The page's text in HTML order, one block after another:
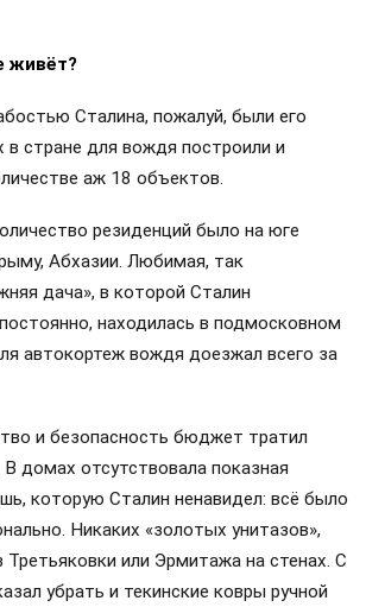
живёт?
Сталина, пожалуй, были его
в стране для вождя построили и
аж 18 объектов.
резиденций было на юге
Абхазии. Любимая, так
дача», в которой Сталин
находилась в подмосковном
автокортеж вождя доезжал всего за
и безопасность бюджет тратил
домах отсутствовала показная
которую Сталин ненавидел: всё было
Никаких «золотых унитазов»,
Третьяковки или Эрмитажа на стенах. С
убрать и текинские ковры ручной